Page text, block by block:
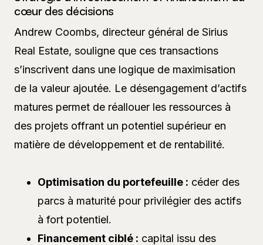
cœur des décisions
Andrew Coombs, directeur général de Sirius
Real Estate, souligne que ces transactions
s’inscrivent dans une logique de maximisation
de la valeur ajoutée. Le désengagement d’actifs
matures permet de réallouer les ressources à
des projets offrant un potentiel supérieur en
matière de développement et de rentabilité.
Optimisation du portefeuille : céder des
parcs à maturité pour privilégier des actifs
à fort potentiel.
Financement ciblé : capital issu des